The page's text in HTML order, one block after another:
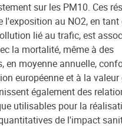
sur les PM10. Ces
l'exposition au NO2, en tant
lié au trafic, est
la mortalité, même à des
en moyenne annuelle,
européenne et à la valeur
également des
utilisables pour la
de l'impact